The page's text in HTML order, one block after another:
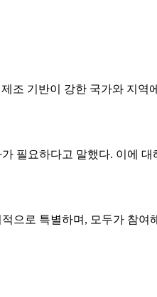
기반이 강한 국가와 지
필요하다고 말했다. 이에
으로 특별하며, 모두가 참여